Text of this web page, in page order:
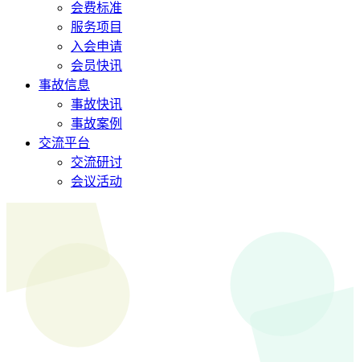
会费标准
服务项目
入会申请
会员快讯
事故信息
事故快讯
事故案例
交流平台
交流研讨
会议活动